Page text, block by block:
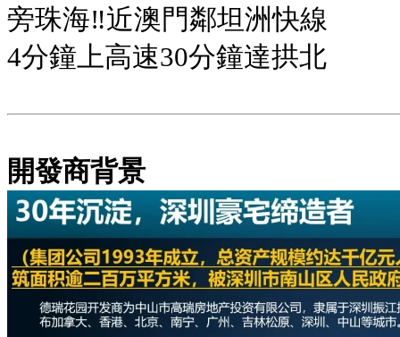
旁珠海‼近澳門鄰坦洲快線
4分鐘上高速30分鐘達拱北
開發商背景